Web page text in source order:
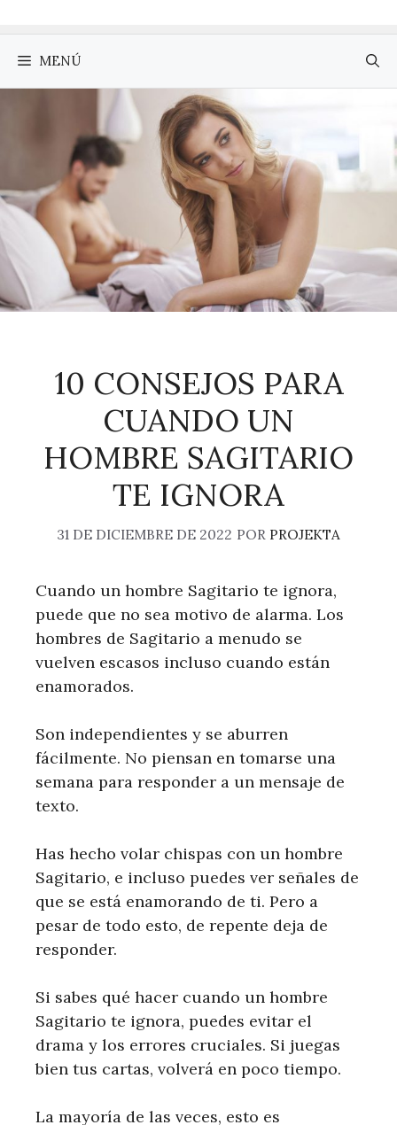
MENÚ
10 CONSEJOS PARA
CUANDO UN
HOMBRE SAGITARIO
TE IGNORA
31 DE DICIEMBRE DE 2022 POR PROJEKTA
Cuando un hombre Sagitario te ignora,
puede que no sea motivo de alarma. Los
hombres de Sagitario a menudo se
vuelven escasos incluso cuando están
enamorados.
Son independientes y se aburren
fácilmente. No piensan en tomarse una
semana para responder a un mensaje de
texto.
Has hecho volar chispas con un hombre
Sagitario, e incluso puedes ver señales de
que se está enamorando de ti. Pero a
pesar de todo esto, de repente deja de
responder.
Si sabes qué hacer cuando un hombre
Sagitario te ignora, puedes evitar el
drama y los errores cruciales. Si juegas
bien tus cartas, volverá en poco tiempo.
La mayoría de las veces, esto es